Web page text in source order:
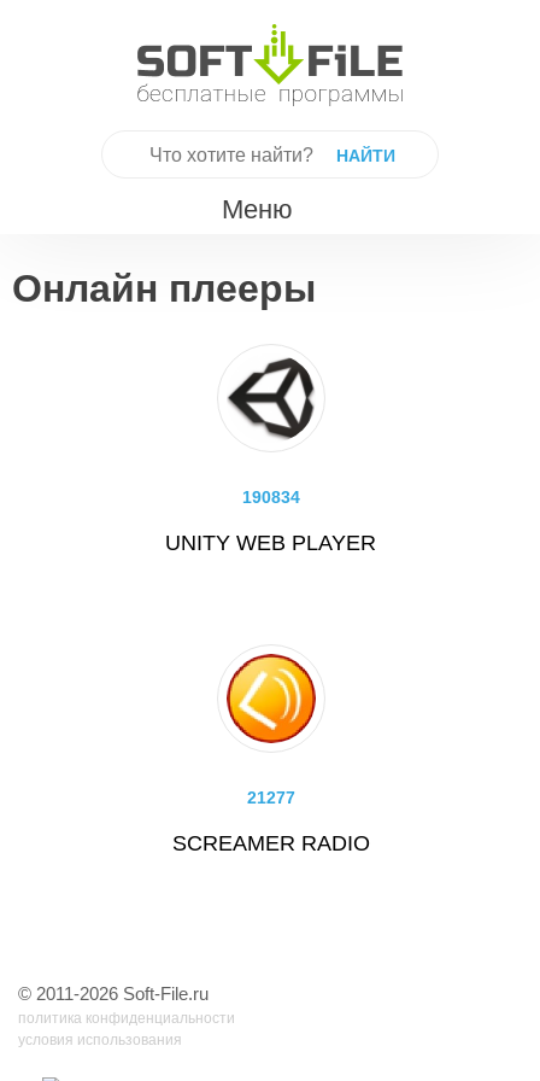
Найти:
Меню
Онлайн плееры
190834
UNITY WEB PLAYER
21277
SCREAMER RADIO
© 2011-2026 Soft-File.ru
политика конфиденциальности
условия использования